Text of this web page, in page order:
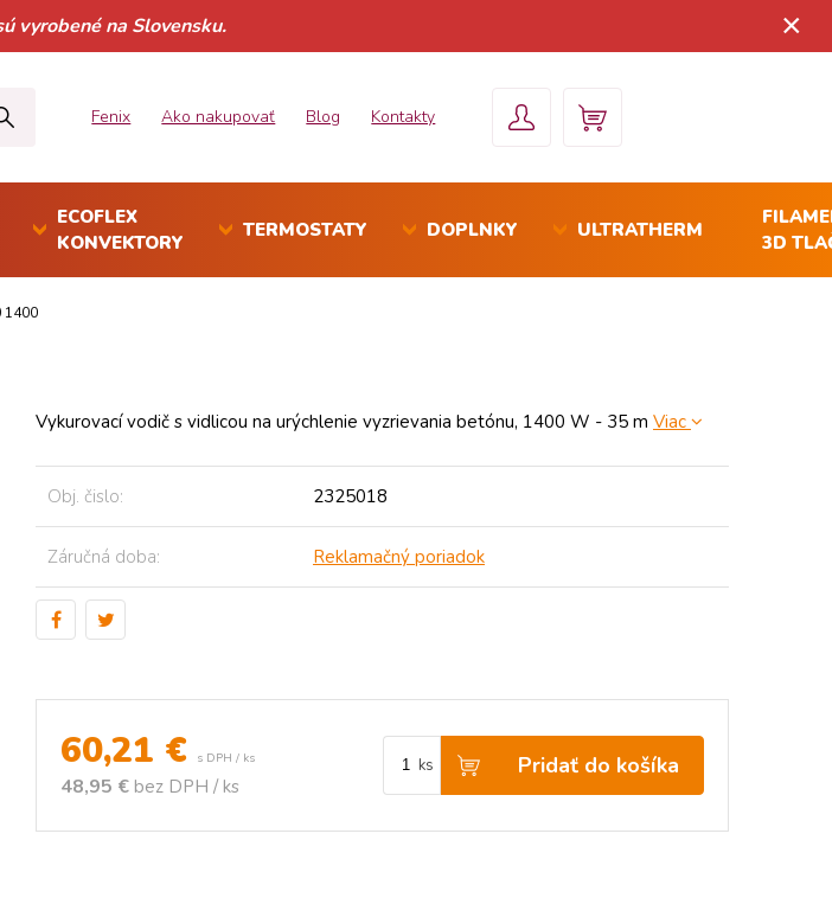
vyrobené na Slovensku. ×
Fenix Ako nakupovať Blog Kontakty
ECOFLEX
KONVEKTORY
TERMOSTATY DOPLNKY ULTRATHERM
3D
1400
60,21 € s DPH / ks
48,95 € bez DPH / ks
ks Pridať do košíka
Vykurovací vodič s vidlicou na urýchlenie vyzrievania betónu, 1400 W - 35 m Viac
Obj. čislo: 2325018
Záručná doba: Reklamačný poriadok